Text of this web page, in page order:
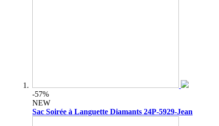
-57%
NEW
Sac Soirée à Languette Diamants 24P-5929-Jean